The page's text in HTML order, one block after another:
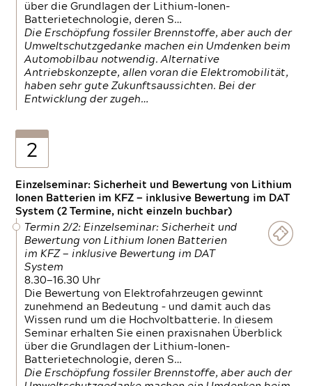
über die Grundlagen der Lithium-Ionen-
Batterietechnologie, deren S…
Die Erschöpfung fossiler Brennstoffe, aber auch der
Umweltschutzgedanke machen ein Umdenken beim
Automobilbau notwendig. Alternative
Antriebskonzepte, allen voran die Elektromobilität,
haben sehr gute Zukunftsaussichten. Bei der
Entwicklung der zugeh…
2
Einzelseminar: Sicherheit und Bewertung von Lithium
Ionen Batterien im KFZ — inklusive Bewertung im DAT
System (2 Termine, nicht einzeln buchbar)
Termin 2/2: Einzelseminar: Sicherheit und
Bewertung von Lithium Ionen Batterien
im KFZ — inklusive Bewertung im DAT
System
8.30—16.30 Uhr
Die Bewertung von Elektrofahrzeugen gewinnt
zunehmend an Bedeutung – und damit auch das
Wissen rund um die Hochvoltbatterie. In diesem
Seminar erhalten Sie einen praxisnahen Überblick
über die Grundlagen der Lithium-Ionen-
Batterietechnologie, deren S…
Die Erschöpfung fossiler Brennstoffe, aber auch der